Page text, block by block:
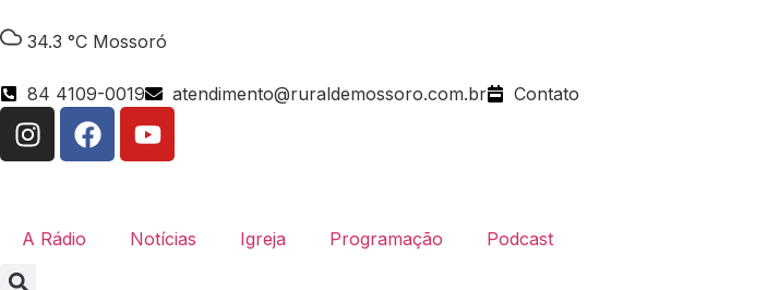
34.3 °C Mossoró
84 4109-0019 atendimento@ruraldemossoro.com.br Contato
A Rádio Notícias Igreja Programação Podcast